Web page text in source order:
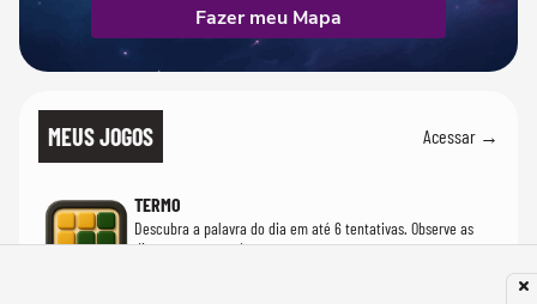
Fazer meu Mapa
MEUS JOGOS Acessar →
TERMO
Descubra a palavra do dia em até 6 tentativas. Observe as
dicas e avance até acertar.